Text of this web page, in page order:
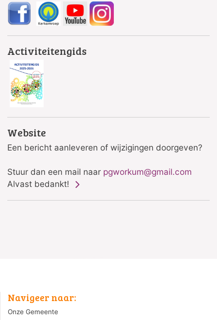
Activiteitengids
Website
Een bericht aanleveren of wijzigingen doorgeven?
Stuur dan een mail naar pgworkum@gmail.com
Alvast bedankt!
Navigeer naar:
Onze Gemeente